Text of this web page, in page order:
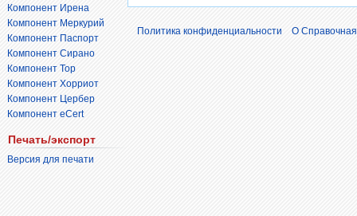
Компонент Ирена
Компонент Меркурий
Компонент Паспорт
Компонент Сирано
Компонент Тор
Компонент Хорриот
Компонент Цербер
Компонент eCert
Печать/экспорт
Версия для печати
Политика конфиденциальности О Справочная